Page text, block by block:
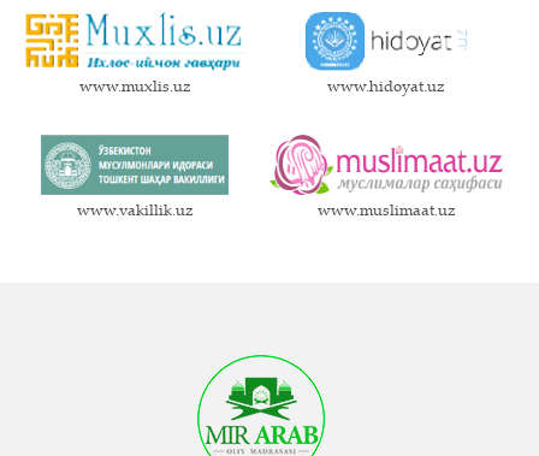
www.muxlis.uz www.hidoyat.uz
www.vakillik.uz www.muslimaat.uz